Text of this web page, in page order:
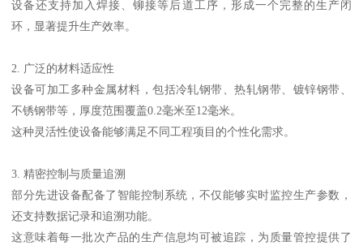
设备还支持加入焊接、铆接等后道工序，形成一个完整的生产闭
环，显著提升生产效率。
2. 广泛的材料适应性
设备可加工多种金属材料，包括冷轧钢带、热轧钢带、镀锌钢带、
不锈钢带等，厚度范围覆盖0.2毫米至12毫米。
这种灵活性使设备能够满足不同工程项目的个性化需求。
3. 精密控制与质量追溯
部分先进设备配备了智能控制系统，不仅能够实时监控生产参数，
还支持数据记录和追溯功能。
这意味着每一批次产品的生产信息均可被追踪，为质量管控提供了